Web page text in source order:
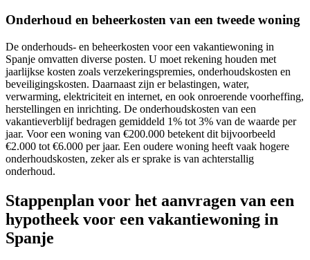
Onderhoud en beheerkosten van een tweede woning
De onderhouds- en beheerkosten voor een vakantiewoning in
Spanje omvatten diverse posten. U moet rekening houden met
jaarlijkse kosten zoals verzekeringspremies, onderhoudskosten en
beveiligingskosten. Daarnaast zijn er belastingen, water,
verwarming, elektriciteit en internet, en ook onroerende voorheffing,
herstellingen en inrichting. De onderhoudskosten van een
vakantieverblijf bedragen gemiddeld 1% tot 3% van de waarde per
jaar. Voor een woning van €200.000 betekent dit bijvoorbeeld
€2.000 tot €6.000 per jaar. Een oudere woning heeft vaak hogere
onderhoudskosten, zeker als er sprake is van achterstallig
onderhoud.
Stappenplan voor het aanvragen van een
hypotheek voor een vakantiewoning in
Spanje